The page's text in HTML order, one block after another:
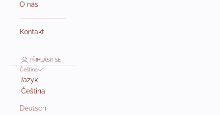
O nás
Kontakt
PŘIHLÁSIT SE
Čeština
Jazyk
Čeština
Deutsch